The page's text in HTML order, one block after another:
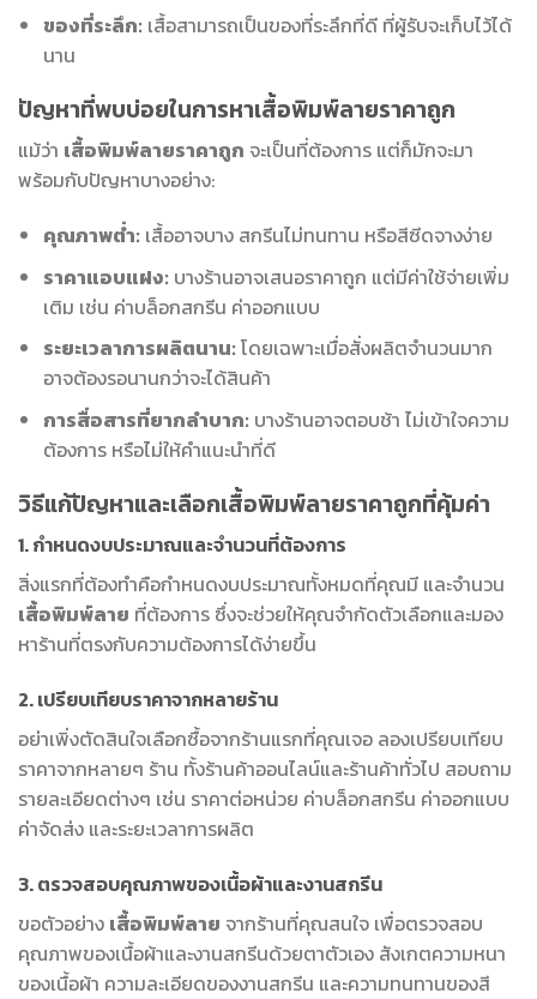
ของที่ระลึก: เสื้อสามารถเป็นของที่ระลึกที่ดี ที่ผู้รับจะเก็บไว้ได้
นาน
ปัญหาที่พบบ่อยในการหาเสื้อพิมพ์ลายราคาถูก
แม้ว่า เสื้อพิมพ์ลายราคาถูก จะเป็นที่ต้องการ แต่ก็มักจะมา
พร้อมกับปัญหาบางอย่าง:
คุณภาพต่ำ: เสื้ออาจบาง สกรีนไม่ทนทาน หรือสีซีดจางง่าย
ราคาแอบแฝง: บางร้านอาจเสนอราคาถูก แต่มีค่าใช้จ่ายเพิ่ม
เติม เช่น ค่าบล็อกสกรีน ค่าออกแบบ
ระยะเวลาการผลิตนาน: โดยเฉพาะเมื่อสั่งผลิตจำนวนมาก
อาจต้องรอนานกว่าจะได้สินค้า
การสื่อสารที่ยากลำบาก: บางร้านอาจตอบช้า ไม่เข้าใจความ
ต้องการ หรือไม่ให้คำแนะนำที่ดี
วิธีแก้ปัญหาและเลือกเสื้อพิมพ์ลายราคาถูกที่คุ้มค่า
1. กำหนดงบประมาณและจำนวนที่ต้องการ
สิ่งแรกที่ต้องทำคือกำหนดงบประมาณทั้งหมดที่คุณมี และจำนวน
เสื้อพิมพ์ลาย ที่ต้องการ ซึ่งจะช่วยให้คุณจำกัดตัวเลือกและมอง
หาร้านที่ตรงกับความต้องการได้ง่ายขึ้น
2. เปรียบเทียบราคาจากหลายร้าน
อย่าเพิ่งตัดสินใจเลือกซื้อจากร้านแรกที่คุณเจอ ลองเปรียบเทียบ
ราคาจากหลายๆ ร้าน ทั้งร้านค้าออนไลน์และร้านค้าทั่วไป สอบถาม
รายละเอียดต่างๆ เช่น ราคาต่อหน่วย ค่าบล็อกสกรีน ค่าออกแบบ
ค่าจัดส่ง และระยะเวลาการผลิต
3. ตรวจสอบคุณภาพของเนื้อผ้าและงานสกรีน
ขอตัวอย่าง เสื้อพิมพ์ลาย จากร้านที่คุณสนใจ เพื่อตรวจสอบ
คุณภาพของเนื้อผ้าและงานสกรีนด้วยตาตัวเอง สังเกตความหนา
ของเนื้อผ้า ความละเอียดของงานสกรีน และความทนทานของสี